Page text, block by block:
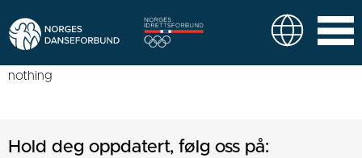
nothing
Hold deg oppdatert, følg oss på: